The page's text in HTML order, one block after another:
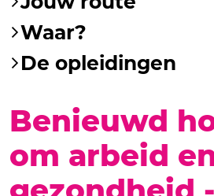
Waar?
De opleidingen
Benieuwd
om arbeid